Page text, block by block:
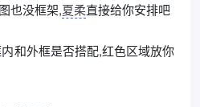
也没框架,夏柔直接给你安排吧
和外框是否搭配,红色区域放你